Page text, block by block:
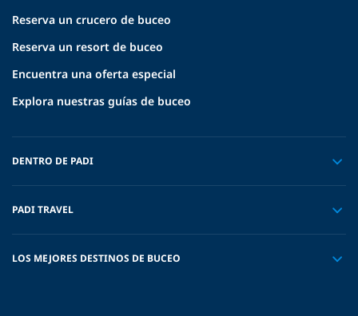
Reserva un crucero de buceo
Reserva un resort de buceo
Encuentra una oferta especial
Explora nuestras guías de buceo
DENTRO DE PADI
PADI TRAVEL
LOS MEJORES DESTINOS DE BUCEO